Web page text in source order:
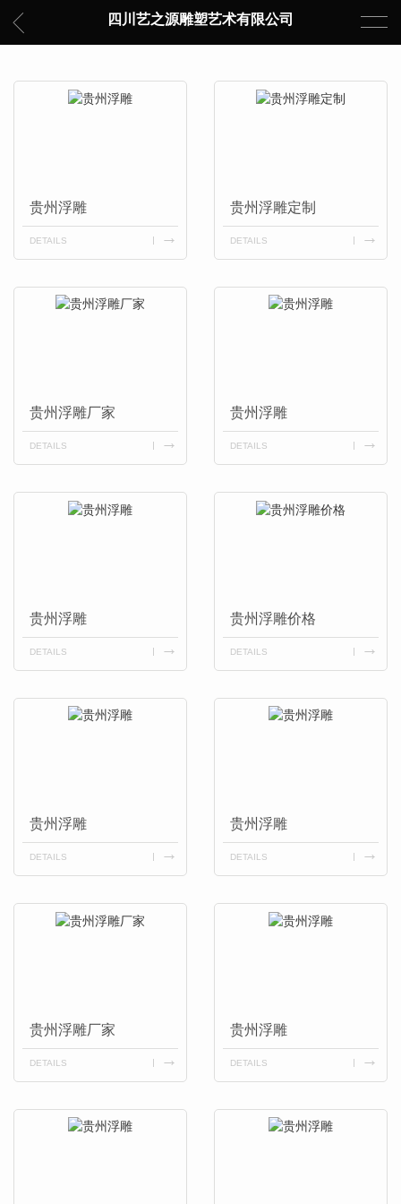
四川艺之源雕塑艺术有限公司
贵州浮雕
DETAILS
贵州浮雕定制
DETAILS
贵州浮雕厂家
DETAILS
贵州浮雕
DETAILS
贵州浮雕
DETAILS
贵州浮雕价格
DETAILS
贵州浮雕
DETAILS
贵州浮雕
DETAILS
贵州浮雕厂家
DETAILS
贵州浮雕
DETAILS